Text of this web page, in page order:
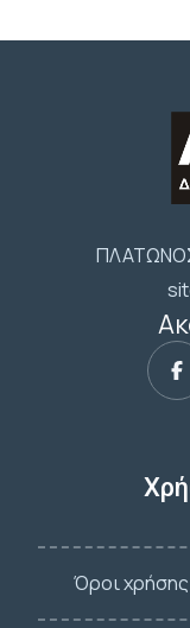
Όροι χρήσης